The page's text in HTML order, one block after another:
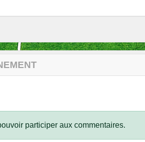
participer aux commentaires.